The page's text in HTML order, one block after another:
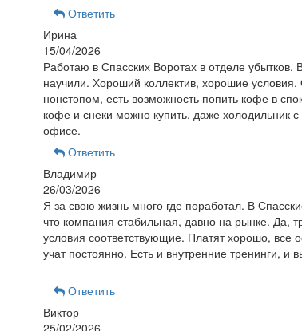
Ответить
Ирина
15/04/2026
Работаю в Спасских Воротах в отделе убытков.
научили. Хороший коллектив, хорошие
нонстопом, есть возможность попить кофе в
кофе и снеки можно купить, даже холодильник
офисе.
Ответить
Владимир
26/03/2026
Я за свою жизнь много где поработал. В
что компания стабильная, давно на рынке. Да,
условия соответствующие. Платят хорошо, все
учат постоянно. Есть и внутренние тренинги, и
Ответить
Виктор
25/02/2026